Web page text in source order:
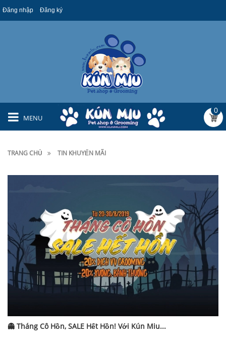
Đăng nhập Đăng ký
MENU
0
TRANG CHỦ TIN KHUYẾN MÃI
👻 Tháng Cô Hồn, SALE Hết Hồn! Với Kún Miu...